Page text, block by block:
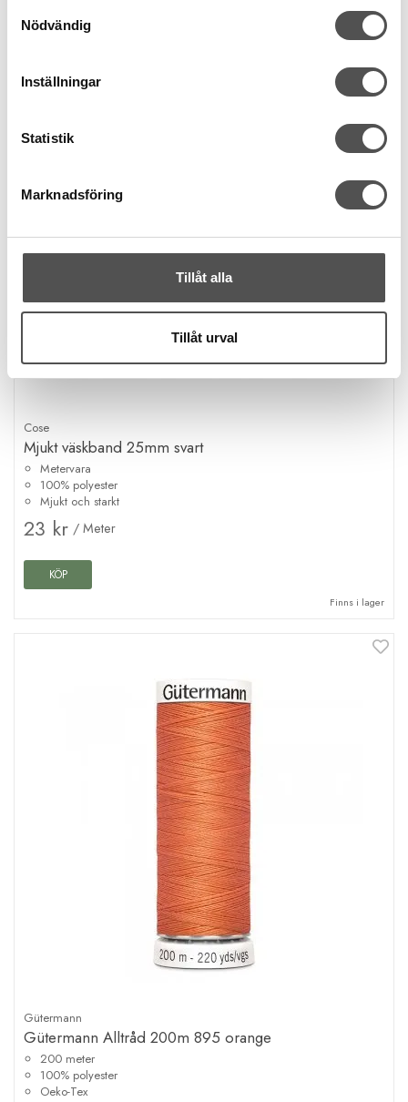
Nödvändig
Inställningar
Statistik
Marknadsföring
Tillåt alla
Tillåt urval
Finns i lager
Cose
Mjukt väskband 25mm svart
Metervara
100% polyester
Mjukt och starkt
23 kr / Meter
KÖP
Finns i lager
Gütermann
Gütermann Alltråd 200m 895 orange
200 meter
100% polyester
Oeko-Tex